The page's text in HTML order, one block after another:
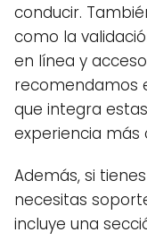
conducir.
como la
en línea y
recomendamos
que integra
experiencia más
Además, si
necesitas
incluye una